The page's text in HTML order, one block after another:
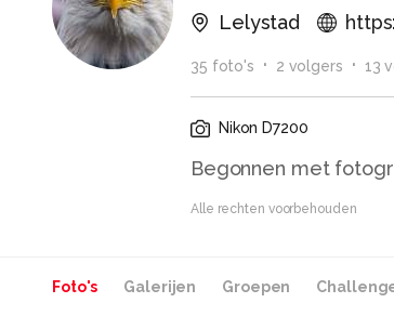
Lelystad
35 foto's 2 volgers 13
Nikon D7200
Begonnen met
Alle rechten voorbehouden
Foto's Galerijen Groepen